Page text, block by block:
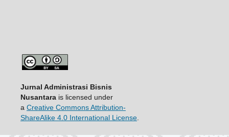
Jurnal Administrasi Bisnis
Nusantarais licensed under
a Creative Commons Attribution-
ShareAlike 4.0 International License.